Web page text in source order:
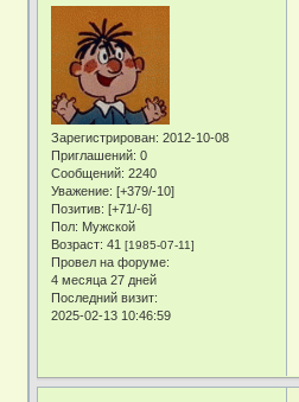
Зарегистрирован: 2012-10-08
Приглашений: 0
Сообщений: 2240
Уважение: [+379/-10]
Позитив: [+71/-6]
Пол: Мужской
Возраст: 41[1985-07-11]
Провел на форуме:
4 месяца 27 дней
Последний визит:
2025-02-13 10:46:59